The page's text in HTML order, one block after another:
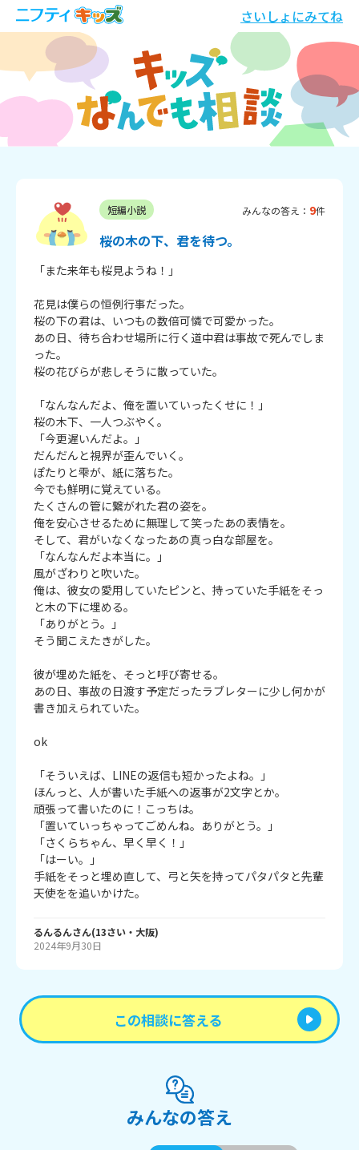
さいしょにみてね
短編小説 みんなの答え： 9件
桜の木の下、君を待つ。
「また来年も桜見ようね！」
花見は僕らの恒例行事だった。
桜の下の君は、いつもの数倍可憐で可愛かった。
あの日、待ち合わせ場所に行く道中君は事故で死んでしま
った。
桜の花びらが悲しそうに散っていた。
「なんなんだよ、俺を置いていったくせに！」
桜の木下、一人つぶやく。
「今更遅いんだよ。」
だんだんと視界が歪んでいく。
ぽたりと雫が、紙に落ちた。
今でも鮮明に覚えている。
たくさんの管に繋がれた君の姿を。
俺を安心させるために無理して笑ったあの表情を。
そして、君がいなくなったあの真っ白な部屋を。
「なんなんだよ本当に。」
風がざわりと吹いた。
俺は、彼女の愛用していたピンと、持っていた手紙をそっ
と木の下に埋める。
「ありがとう。」
そう聞こえたきがした。
彼が埋めた紙を、そっと呼び寄せる。
あの日、事故の日渡す予定だったラブレターに少し何かが
書き加えられていた。
ok
「そういえば、LINEの返信も短かったよね。」
ほんっと、人が書いた手紙への返事が2文字とか。
頑張って書いたのに！こっちは。
「置いていっちゃってごめんね。ありがとう。」
「さくらちゃん、早く早く！」
「はーい。」
手紙をそっと埋め直して、弓と矢を持ってパタパタと先輩
天使をを追いかけた。
るんるんさん(13さい・ 大阪)
2024年9月30日
この相談に答える
みんなの答え